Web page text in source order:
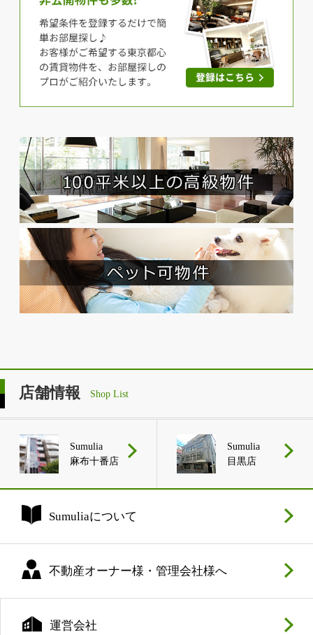
店舗情報 Shop List
Sumulia
麻布十番店
Sumulia
目黒店
Sumuliaについて
不動産オーナー様・管理会社様へ
運営会社